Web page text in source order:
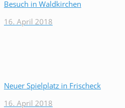
Besuch in Waldkirchen
16. April 2018
Neuer Spielplatz in Frischeck
16. April 2018